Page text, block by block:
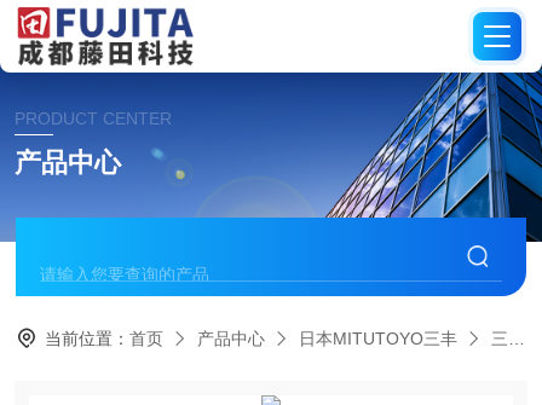
PRODUCT CENTER
产品中心
当前位置：首页 产品中心 日本MITUTOYO三丰 三坐标测量仪